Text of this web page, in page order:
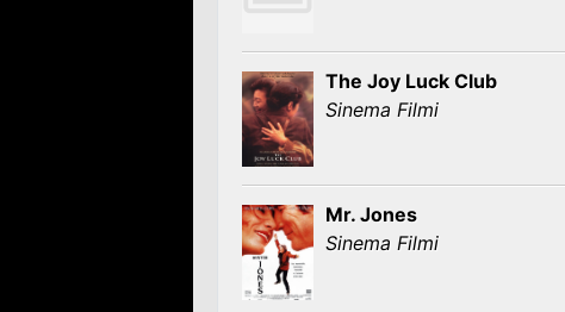
The Joy Luck Club
Sinema Filmi
Mr. Jones
Sinema Filmi